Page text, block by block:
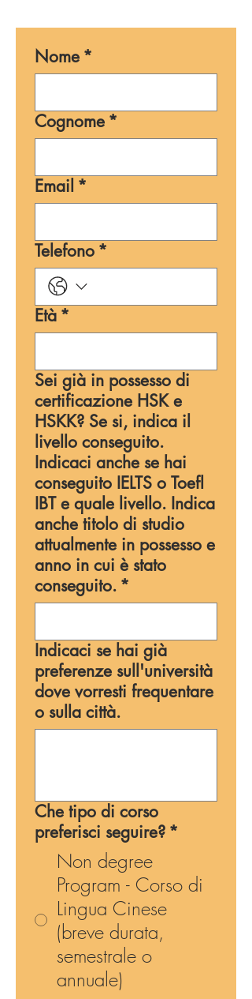
Nome *
Cognome *
Email *
Telefono *
Età *
Sei già in possesso di
certificazione HSK e
HSKK? Se si, indica il
livello conseguito.
Indicaci anche se hai
conseguito IELTS o Toefl
IBT e quale livello. Indica
anche titolo di studio
attualmente in possesso e
anno in cui è stato
conseguito. *
Indicaci se hai già
preferenze sull'università
dove vorresti frequentare
o sulla città.
Che tipo di corso
preferisci seguire? *
Non degree
Program - Corso di
Lingua Cinese
(breve durata,
semestrale o
annuale)